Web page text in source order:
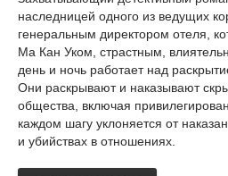
наследницей одного из ведущих
генеральным директором отеля,
Ма Кан Уком, страстным,
день и ночь работает над
Они раскрывают и наказывают
общества, включая
каждом шагу уклоняется от
и убийствах в отношениях.